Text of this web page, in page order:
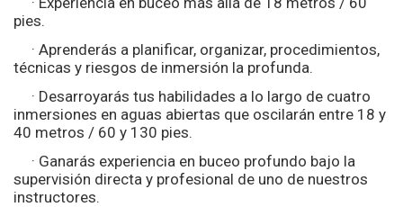
pies.
· Aprenderás a planificar, organizar, procedimientos,
técnicas y riesgos de inmersión la profunda.
· Desarroyarás tus habilidades a lo largo de cuatro
inmersiones en aguas abiertas que oscilarán entre 18 y
40 metros / 60 y 130 pies.
· Ganarás experiencia en buceo profundo bajo la
supervisión directa y profesional de uno de nuestros
instructores.